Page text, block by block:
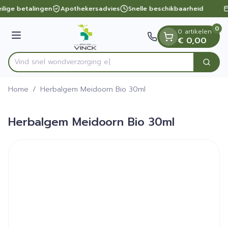
Ga naar de inhoud
1 van 1
betalingen Apothekersadvies Snelle beschikbaarheid
Menu
Product, merk, categorie...
Vind snel wondverz Zoek
0 artikelen
€ 0,00
0
Home / Herbalgem Meidoorn Bio 30ml
Herbalgem Meidoorn Bio 30ml